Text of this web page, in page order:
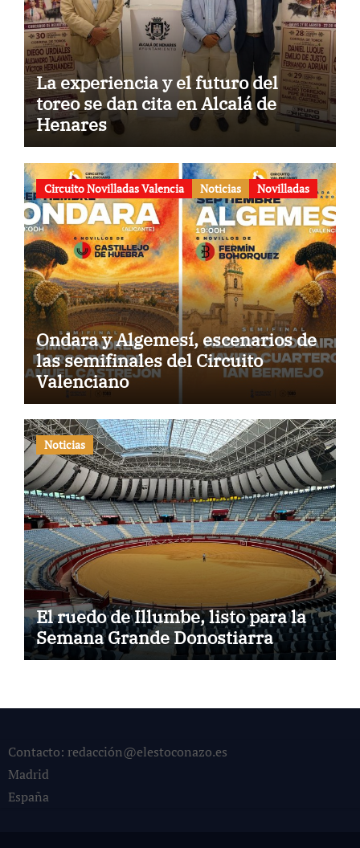
La experiencia y el futuro del
toreo se dan cita en Alcalá de
Henares
Circuito Novilladas Valencia Noticias Novilladas
Ondara y Algemesí, escenarios de
las semifinales del Circuito
Valenciano
Noticias
El ruedo de Illumbe, listo para la
Semana Grande Donostiarra
Contacto: redacción@elestoconazo.es
Madrid
España